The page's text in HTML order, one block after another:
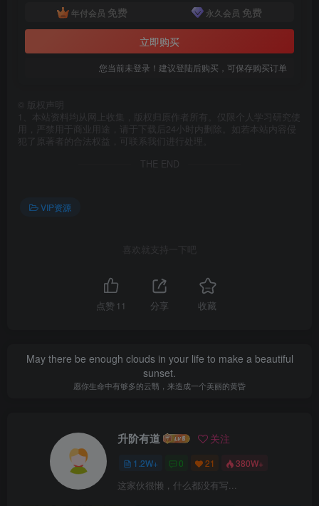
年付会员 免费 永久会员 免费
立即购买
您当前未登录！建议登陆后购买，可保存购买订单
版权声明
1、本站资料均从网上收集，版权归原作者所有。仅限个人学习研究使
用，严禁用于商业用途，请于下载后24小时内删除。如若本站内容侵
犯了原著者的合法权益，可联系我们进行处理。
THE END
VIP资源
喜欢就支持一下吧
点赞 11 分享 收藏
May there be enough clouds in your life to make a beautiful
sunset.
愿你生命中有够多的云翳，来造成一个美丽的黄昏
升阶有道 关注
1.2W+ 0 21 380W+
这家伙很懒，什么都没有写...